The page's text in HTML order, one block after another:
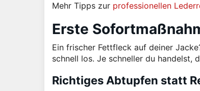
Mehr Tipps zur professionellen
Erste
Ein frischer Fettfleck auf deiner
schnell los. Je schneller du handelst,
Richtiges Abtupfen statt